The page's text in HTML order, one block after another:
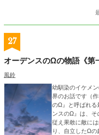
27
オーデンスのΩの物語《第
風鈴
幼馴染のイケメンαの
界のお話です（
のΩ』と呼ばれる
ンスのΩ』は、そ
従え果敢に敵に
り、自立したΩの象徴であった